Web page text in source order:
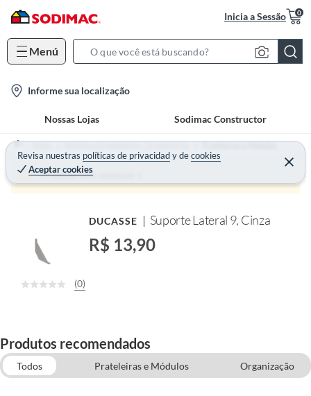
Inicia a Sessão 0
Menú
S
c
h
B
r
a
o
Informe sua localização
Nossas Lojas Sodimac Constructor
Revisa nuestras políticas de privacidadydecookies
Aceptar cookies
Home Móveis e Organização - Organização Prateleiras e Módulos
Produto sem estoque :(
DUCASSE Suporte Lateral 9, Cinza
R$ 13,90
(0)
Produtos recomendados
Todos Prateleiras e Módulos
Organização